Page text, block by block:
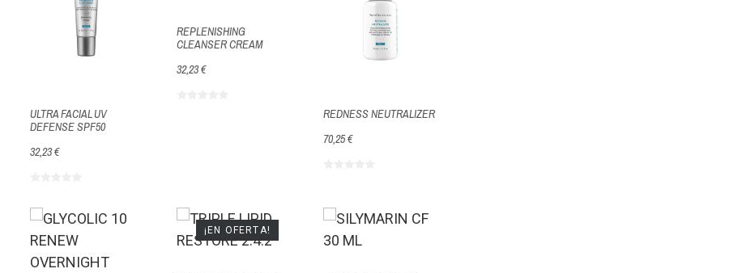
ULTRA FACIAL UV
DEFENSE SPF50
32,23 €
REPLENISHING
CLEANSER CREAM
32,23 €
REDNESS NEUTRALIZER
70,25 €
¡EN OFERTA!